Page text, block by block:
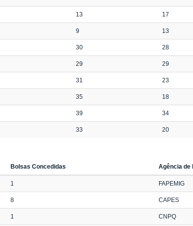
13 17
9 13
30 28
29 29
31 23
35 18
39 34
33 20
Bolsas Concedidas Agência de
1 FAPEMIG
8 CAPES
1 CNPQ